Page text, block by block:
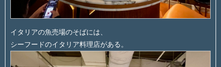
イタリアの魚売場のそばには、
シーフードのイタリア料理店がある。